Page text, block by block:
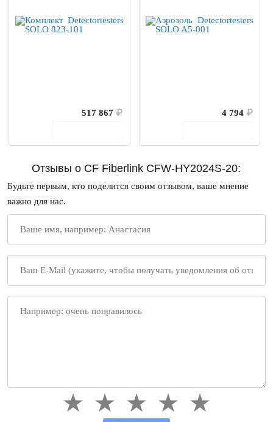
517 867 ₽
4 794 ₽
Отзывы о CF Fiberlink CFW-HY2024S-20:
Будьте первым, кто поделится своим отзывом, ваше мнение
важно для нас.